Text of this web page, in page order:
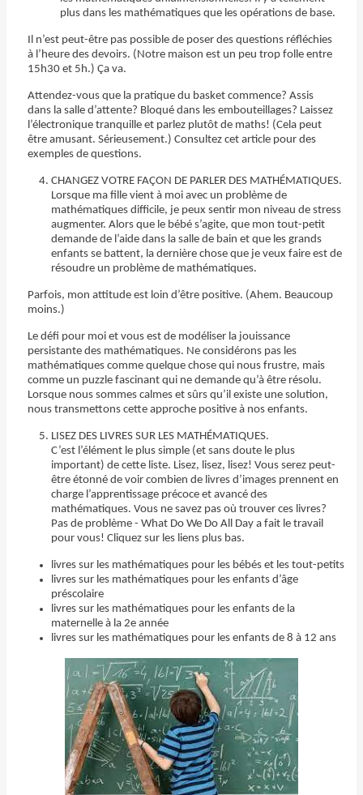
plus dans les mathématiques que les opérations de base.
Il n’est peut-être pas possible de poser des questions réfléchies
à l’heure des devoirs. (Notre maison est un peu trop folle entre
15h30 et 5h.) Ça va.
Attendez-vous que la pratique du basket commence? Assis
dans la salle d’attente? Bloqué dans les embouteillages? Laissez
l’électronique tranquille et parlez plutôt de maths! (Cela peut
être amusant. Sérieusement.) Consultez cet article pour des
exemples de questions.
CHANGEZ VOTRE FAÇON DE PARLER DES MATHÉMATIQUES.
Lorsque ma fille vient à moi avec un problème de
mathématiques difficile, je peux sentir mon niveau de stress
augmenter. Alors que le bébé s’agite, que mon tout-petit
demande de l’aide dans la salle de bain et que les grands
enfants se battent, la dernière chose que je veux faire est de
résoudre un problème de mathématiques.
Parfois, mon attitude est loin d’être positive. (Ahem. Beaucoup
moins.)
Le défi pour moi et vous est de modéliser la jouissance
persistante des mathématiques. Ne considérons pas les
mathématiques comme quelque chose qui nous frustre, mais
comme un puzzle fascinant qui ne demande qu’à être résolu.
Lorsque nous sommes calmes et sûrs qu’il existe une solution,
nous transmettons cette approche positive à nos enfants.
LISEZ DES LIVRES SUR LES MATHÉMATIQUES.
C’est l’élément le plus simple (et sans doute le plus
important) de cette liste. Lisez, lisez, lisez! Vous serez peut-
être étonné de voir combien de livres d’images prennent en
charge l’apprentissage précoce et avancé des
mathématiques. Vous ne savez pas où trouver ces livres?
Pas de problème - What Do We Do All Day a fait le travail
pour vous! Cliquez sur les liens plus bas.
livres sur les mathématiques pour les bébés et les tout-petits
livres sur les mathématiques pour les enfants d’âge
préscolaire
livres sur les mathématiques pour les enfants de la
maternelle à la 2e année
livres sur les mathématiques pour les enfants de 8 à 12 ans